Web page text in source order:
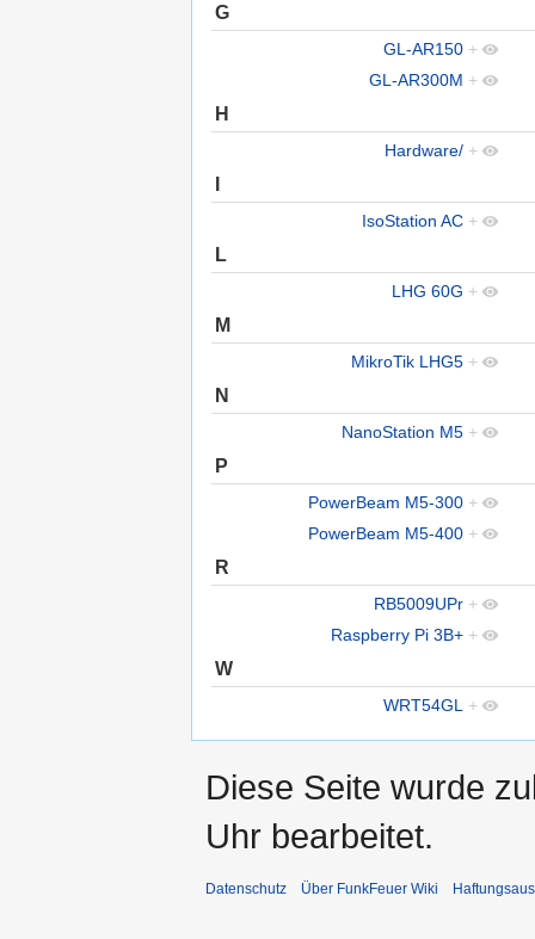
G
GL-AR150 +
GL-AR300M +
H
Hardware/ +
I
IsoStation AC +
L
LHG 60G +
M
MikroTik LHG5 +
N
NanoStation M5 +
P
PowerBeam M5-300 +
PowerBeam M5-400 +
R
RB5009UPr +
Raspberry Pi 3B+ +
W
WRT54GL +
Diese Seite wurde
Uhr bearbeitet.
Datenschutz Über FunkFeuer Wiki